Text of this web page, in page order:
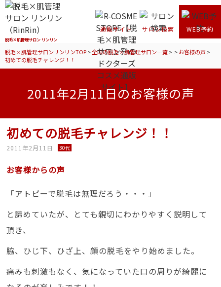
脱毛×肌管理サロン リンリン
通販サイト サロン検索 WEB予約
脱毛×肌管理サロンリンリンTOP>全国の脱毛×肌管理サロン一覧> >お客様の声 >
初めての脱毛チャレンジ！！
2011年2月11日のお客様の声
初めての脱毛チャレンジ！！
2011年2月11日 30代
お客様からの声
「アトピーで脱毛は無理だろう・・・」
と諦めていたが、とても親切にわかりやすく説明して
頂き、
脇、ひじ下、ひざ上、顔の脱毛をやり始めました。
痛みも刺激もなく、気になっていた口の周りが綺麗に